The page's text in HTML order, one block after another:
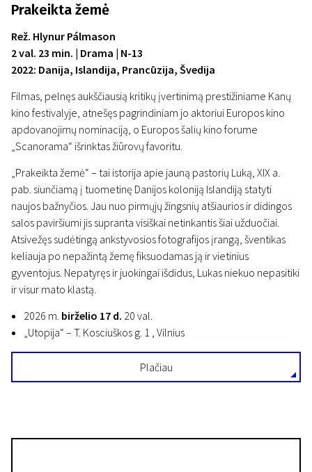
Prakeikta žemė
Rež. Hlynur Pálmason
2 val. 23 min. | Drama | N-13
2022: Danija, Islandija, Prancūzija, Švedija
Filmas, pelnęs aukščiausią kritikų įvertinimą prestižiniame Kanų
kino festivalyje, atnešęs pagrindiniam jo aktoriui Europos kino
apdovanojimų nominaciją, o Europos šalių kino forume
„Scanorama“ išrinktas žiūrovų favoritu.
„Prakeikta žemė“ – tai istorija apie jauną pastorių Luką, XIX a.
pab. siunčiamą į tuometinę Danijos koloniją Islandiją statyti
naujos bažnyčios. Jau nuo pirmųjų žingsnių atšiaurios ir didingos
salos paviršiumi jis supranta visiškai netinkantis šiai užduočiai.
Atsivežęs sudėtingą ankstyvosios fotografijos įrangą, šventikas
keliauja po nepažintą žemę fiksuodamas ją ir vietinius
gyventojus. Nepatyręs ir juokingai išdidus, Lukas niekuo nepasitiki
ir visur mato klastą.
2026 m. birželio 17 d. 20 val.
„Utopija“ – T. Kosciuškos g. 1 , Vilnius
Plačiau